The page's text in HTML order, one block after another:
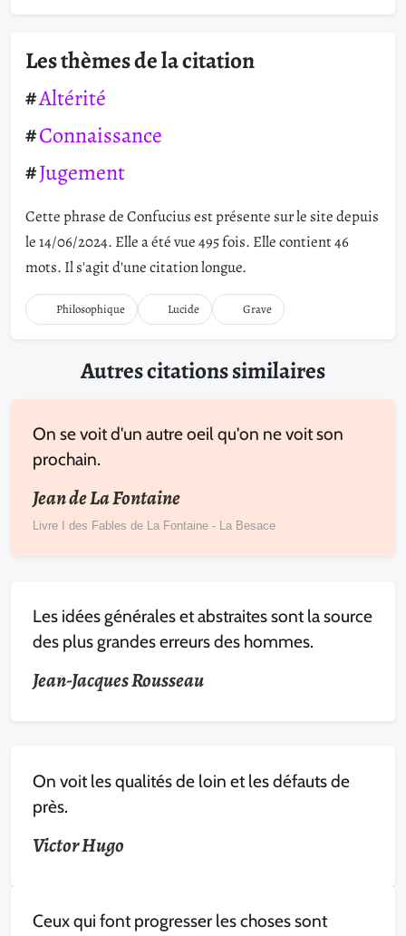
Les thèmes de la citation
Altérité
Connaissance
Jugement
Cette phrase de Confucius est présente sur le site depuis
le 14/06/2024. Elle a été vue 495 fois. Elle contient 46
mots. Il s'agit d'une citation longue.
Philosophique Lucide Grave
Autres citations similaires
On se voit d'un autre oeil qu'on ne voit son
prochain.
Jean de La Fontaine
Livre I des Fables de La Fontaine - La Besace
Les idées générales et abstraites sont la source
des plus grandes erreurs des hommes.
Jean-Jacques Rousseau
On voit les qualités de loin et les défauts de
près.
Victor Hugo
Ceux qui font progresser les choses sont